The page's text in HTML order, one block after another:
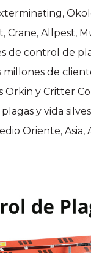
Allpest,
de control de
de
Orkin y Critter
y vida
Oriente, Asia,